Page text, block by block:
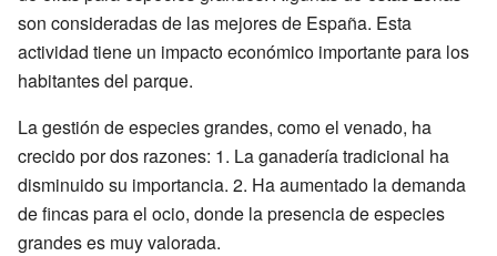
son consideradas de las mejores de España. Esta
actividad tiene un impacto económico importante para los
habitantes del parque.
La gestión de especies grandes, como el venado, ha
crecido por dos razones: 1. La ganadería tradicional ha
disminuido su importancia. 2. Ha aumentado la demanda
de fincas para el ocio, donde la presencia de especies
grandes es muy valorada.